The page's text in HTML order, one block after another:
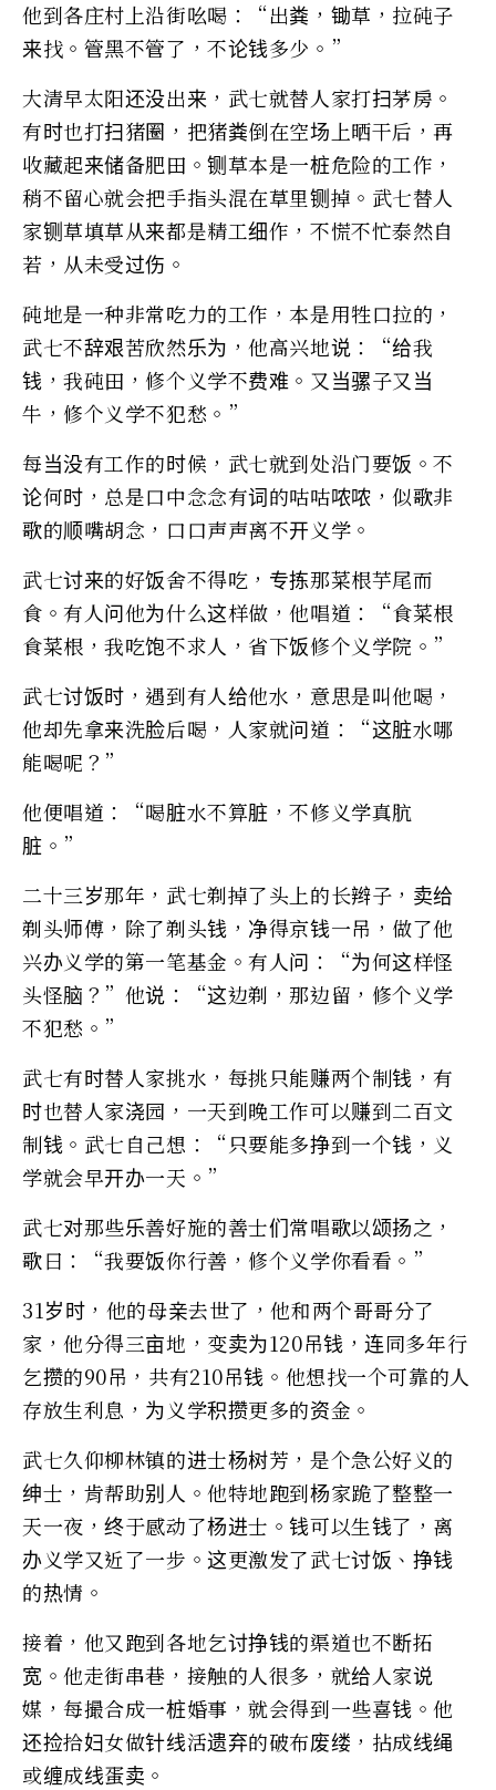
他到各庄村上沿街吆喝：“出粪，锄草，拉砘子
来找。管黑不管了，不论钱多少。”
大清早太阳还没出来，武七就替人家打扫茅房。
有时也打扫猪圈，把猪粪倒在空场上晒干后，再
收藏起来储备肥田。铡草本是一桩危险的工作，
稍不留心就会把手指头混在草里铡掉。武七替人
家铡草填草从来都是精工细作，不慌不忙泰然自
若，从未受过伤。
砘地是一种非常吃力的工作，本是用牲口拉的，
武七不辞艰苦欣然乐为，他高兴地说：“给我
钱，我砘田，修个义学不费难。又当骡子又当
牛，修个义学不犯愁。”
每当没有工作的时候，武七就到处沿门要饭。不
论何时，总是口中念念有词的咕咕哝哝，似歌非
歌的顺嘴胡念，口口声声离不开义学。
武七讨来的好饭舍不得吃，专拣那菜根芋尾而
食。有人问他为什么这样做，他唱道：“食菜根
食菜根，我吃饱不求人，省下饭修个义学院。”
武七讨饭时，遇到有人给他水，意思是叫他喝，
他却先拿来洗脸后喝，人家就问道：“这脏水哪
能喝呢？”
他便唱道：“喝脏水不算脏，不修义学真肮
脏。”
二十三岁那年，武七剃掉了头上的长辫子，卖给
剃头师傅，除了剃头钱，净得京钱一吊，做了他
兴办义学的第一笔基金。有人问：“为何这样怪
头怪脑？”他说：“这边剃，那边留，修个义学
不犯愁。”
武七有时替人家挑水，每挑只能赚两个制钱，有
时也替人家浇园，一天到晚工作可以赚到二百文
制钱。武七自己想：“只要能多挣到一个钱，义
学就会早开办一天。”
武七对那些乐善好施的善士们常唱歌以颂扬之，
歌曰：“我要饭你行善，修个义学你看看。”
31岁时，他的母亲去世了，他和两个哥哥分了
家，他分得三亩地，变卖为120吊钱，连同多年行
乞攒的90吊，共有210吊钱。他想找一个可靠的人
存放生利息，为义学积攒更多的资金。
武七久仰柳林镇的进士杨树芳，是个急公好义的
绅士，肯帮助别人。他特地跑到杨家跪了整整一
天一夜，终于感动了杨进士。钱可以生钱了，离
办义学又近了一步。这更激发了武七讨饭、挣钱
的热情。
接着，他又跑到各地乞讨挣钱的渠道也不断拓
宽。他走街串巷，接触的人很多，就给人家说
媒，每撮合成一桩婚事，就会得到一些喜钱。他
还捡拾妇女做针线活遗弃的破布废缕，拈成线绳
或缠成线蛋卖。